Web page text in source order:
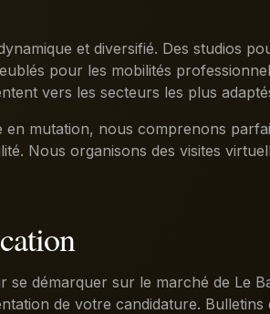
et diversifié. Des studios
pour les mobilités
vers les secteurs les plus
mutation, nous comprenons
Nous organisons des visites
se démarquer sur le marché de Le
de votre candidature. Bulletins